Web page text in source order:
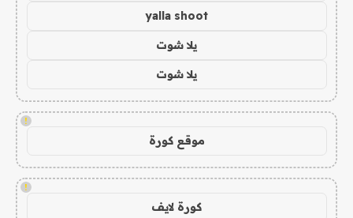
yalla shoot
يلا شوت
يلا شوت
!
موقع كورة
!
كورة لايف